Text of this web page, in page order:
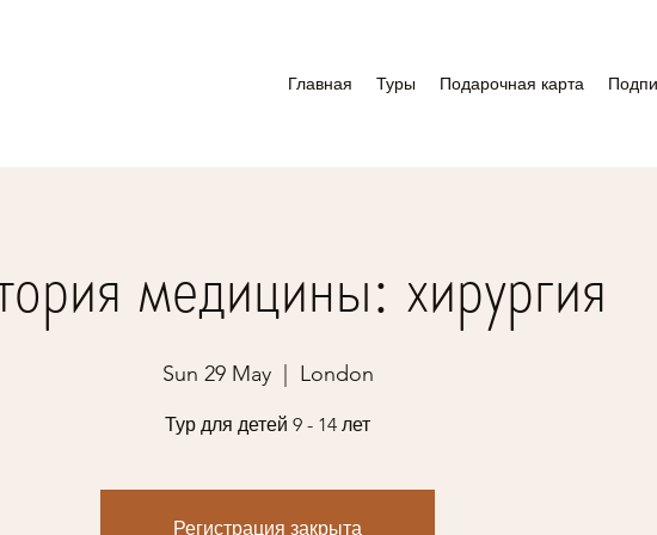
Главная Туры Подарочная карта
медицины: хирургия
Sun 29 May
  |
London
Тур для детей 9 - 14 лет
Регистрация закрыта